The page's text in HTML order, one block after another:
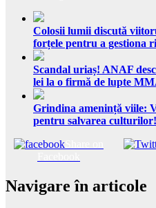
Colosii lumii discută
forțele pentru a gestiona
Scandal uriaș! ANAF
lei la o firmă de lupte
Grindina amenință viile:
pentru salvarea culturilor!
Navigare în articole